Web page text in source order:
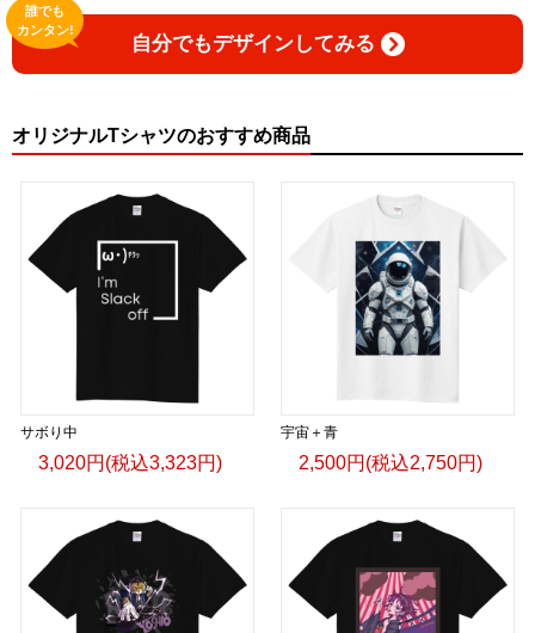
自分でもデザインしてみる
誰でも
カンタン!
オリジナルTシャツのおすすめ商品
サボり中
3,020円(税込3,323円)
宇宙＋青
2,500円(税込2,750円)